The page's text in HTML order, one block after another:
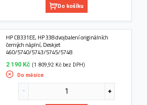
Do košíku
HP CB331EE, HP 338 dvojbalení originálních
černých náplní, Deskjet
460/5740/5743/5745/5748
2 190 Kč (1 809,92 Kč bez DPH)
Do měsíce